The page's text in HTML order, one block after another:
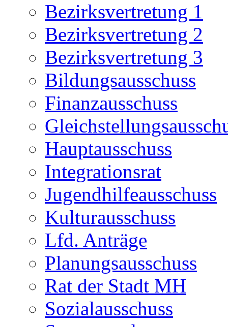
Bezirksvertretung 1
Bezirksvertretung 2
Bezirksvertretung 3
Bildungsausschuss
Finanzausschuss
Hauptausschuss
Integrationsrat
Jugendhilfeausschuss
Kulturausschuss
Lfd. Anträge
Planungsausschuss
Rat der Stadt MH
Sozialausschuss